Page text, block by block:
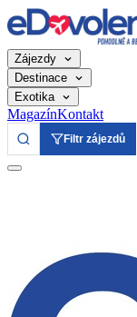
Zájezdy
Destinace
Exotika
MagazínKontakt
Filtr zájezdů